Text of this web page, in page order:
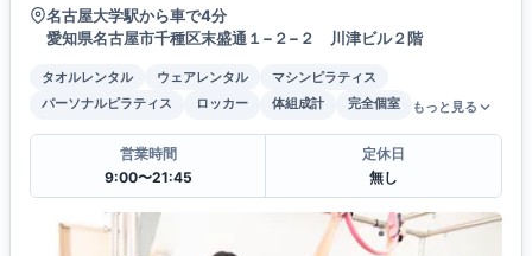
名古屋大学駅から車で4分
愛知県名古屋市千種区末盛通１−２−２ 川津ビル２階
タオルレンタル ウェアレンタル
マシンピラティス
パーソナルピラティス
ロッカー 体組成計 完全個室 もっと見る
営業時間
9:00〜21:45
定休日
無し